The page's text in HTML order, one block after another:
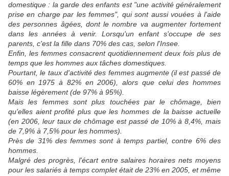
domestique : la garde des enfants est "une activité généralement
prise en charge par les femmes", qui sont aussi vouées à l'aide
des personnes âgées, dont le nombre va augmenter fortement
dans les années à venir. Lorsqu'un enfant s'occupe de ses
parents, c'est la fille dans 70% des cas, selon l'Insee.
Enfin, les femmes consacrent quotidiennement deux fois plus de
temps que les hommes aux tâches domestiques.
Pourtant, le taux d'activité des femmes augmente (il est passé de
60% en 1975 à 82% en 2006), alors que celui des hommes
baisse légèrement (de 97% à 95%).
Mais les femmes sont plus touchées par le chômage, bien
qu'elles aient profité plus que les hommes de la baisse actuelle
(en 2006, leur taux de chômage est passé de 10% à 8,4%, mais
de 7,9% à 7,5% pour les hommes).
Près de 31% des femmes sont à temps partiel, contre 6% des
hommes.
Malgré des progrès, l'écart entre salaires horaires nets moyens
pour les salariés à temps complet était de 23% en 2005, et même